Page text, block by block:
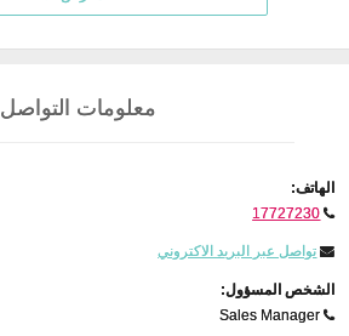
معلومات التواصل
الهاتف:
17727230
تواصل عبر البريد الاكتروني
الشخص المسؤول:
Sales Manager